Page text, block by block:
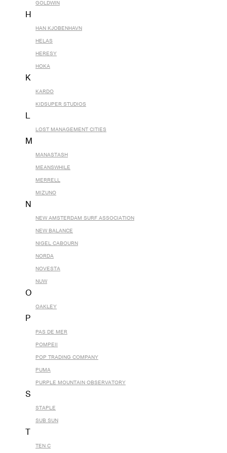
GOLDWIN
H
HAN KJOBENHAVN
HELAS
HERESY
HOKA
K
KARDO
KIDSUPER STUDIOS
L
LOST MANAGEMENT CITIES
M
MANASTASH
MEANSWHILE
MERRELL
MIZUNO
N
NEW AMSTERDAM SURF ASSOCIATION
NEW BALANCE
NIGEL CABOURN
NORDA
NOVESTA
NUW
O
OAKLEY
P
PAS DE MER
POMPEII
POP TRADING COMPANY
PUMA
PURPLE MOUNTAIN OBSERVATORY
S
STAPLE
SUB SUN
TEN C